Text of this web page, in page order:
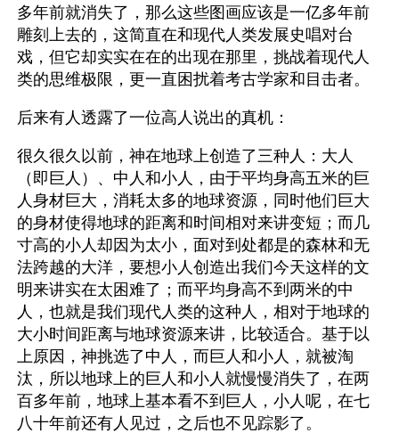
多年前就消失了，那么这些图画应该是一亿多年前
雕刻上去的，这简直在和现代人类发展史唱对台
戏，但它却实实在在的出现在那里，挑战着现代人
类的思维极限，更一直困扰着考古学家和目击者。
后来有人透露了一位高人说出的真机：
很久很久以前，神在地球上创造了三种人：大人
（即巨人）、中人和小人，由于平均身高五米的巨
人身材巨大，消耗太多的地球资源，同时他们巨大
的身材使得地球的距离和时间相对来讲变短；而几
寸高的小人却因为太小，面对到处都是的森林和无
法跨越的大洋，要想小人创造出我们今天这样的文
明来讲实在太困难了；而平均身高不到两米的中
人，也就是我们现代人类的这种人，相对于地球的
大小时间距离与地球资源来讲，比较适合。基于以
上原因，神挑选了中人，而巨人和小人，就被淘
汰，所以地球上的巨人和小人就慢慢消失了，在两
百多年前，地球上基本看不到巨人，小人呢，在七
八十年前还有人见过，之后也不见踪影了。